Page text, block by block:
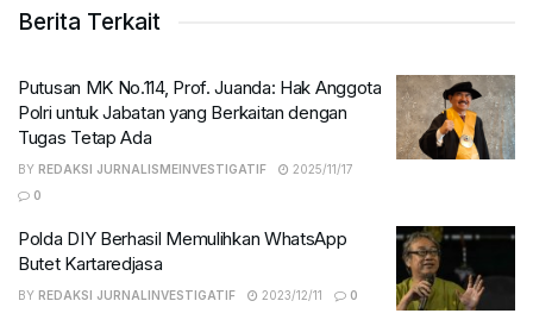
Berita Terkait
Putusan MK No.114, Prof. Juanda: Hak Anggota
Polri untuk Jabatan yang Berkaitan dengan
Tugas Tetap Ada
BY REDAKSI JURNALISMEINVESTIGATIF
2025/11/17
0
Polda DIY Berhasil Memulihkan WhatsApp
Butet Kartaredjasa
BY REDAKSI JURNALINVESTIGATIF 2023/12/11 0